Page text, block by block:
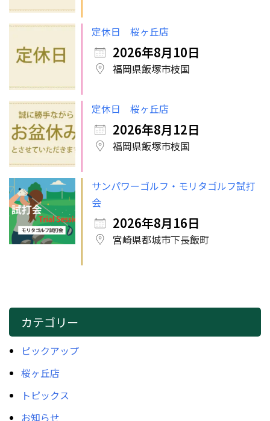
定休日 桜ヶ丘店
2026年8月10日
福岡県飯塚市枝国
定休日 桜ヶ丘店
2026年8月12日
福岡県飯塚市枝国
サンパワーゴルフ・モリタゴルフ試打
会
2026年8月16日
宮崎県都城市下長飯町
カテゴリー
ピックアップ
桜ヶ丘店
トピックス
お知らせ